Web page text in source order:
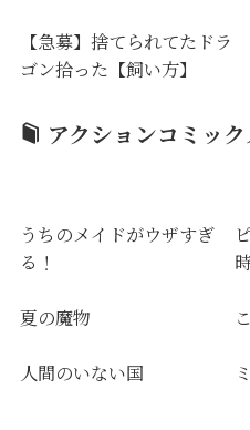
【急募】捨てられてたドラ
ゴン拾った【飼い方】
アクションコミック
うちのメイドがウザすぎ
る！
夏の魔物
人間のいない国